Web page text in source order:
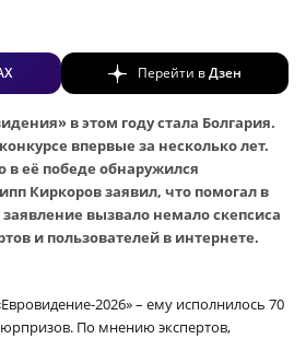
Перейти вДзен
в этом году стала Болгария.
впервые за несколько лет.
в её победе обнаружился
Киркоров заявил, что помогал в
вызвало немало скепсиса
и пользователей в интернете.
2026» – ему исполнилось 70
По мнению экспертов,